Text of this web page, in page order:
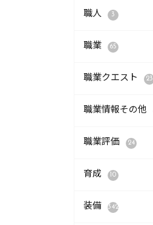
職人 3
職業 65
職業クエスト 23
職業情報その他
職業評価 24
育成 10
装備 342